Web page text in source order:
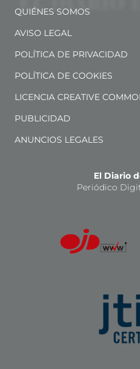
QUIÉNES SOMOS
AVISO LEGAL
POLÍTICA DE PRIVACIDAD
POLÍTICA DE COOKIES
LICENCIA CREATIVE
PUBLICIDAD
ANUNCIOS LEGALES
El Diario
Periódico